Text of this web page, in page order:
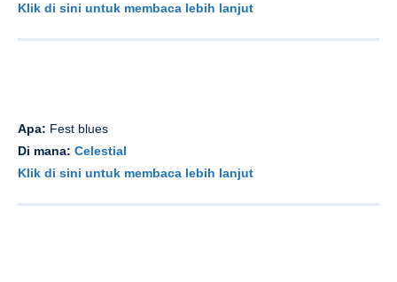
Klik di sini untuk membaca lebih lanjut
Apa: Fest blues
Di mana: Celestial
Klik di sini untuk membaca lebih lanjut